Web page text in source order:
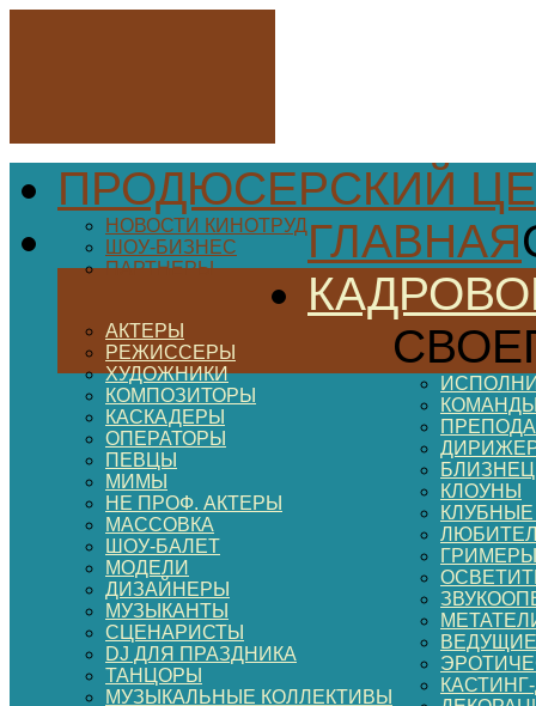
ПРОДЮСЕРСКИЙ
ГЛАВНАЯ
НОВОСТИ КИНОТРУД
ШОУ-БИЗНЕС
ПАРТНЕРЫ
АКТЕРЫ
РЕЖИССЕРЫ
ХУДОЖНИКИ
КОМПОЗИТОРЫ
КАСКАДЕРЫ
ОПЕРАТОРЫ
ПЕВЦЫ
МИМЫ
НЕ ПРОФ. АКТЕРЫ
МАССОВКА
ШОУ-БАЛЕТ
МОДЕЛИ
ДИЗАЙНЕРЫ
МУЗЫКАНТЫ
СЦЕНАРИСТЫ
DJ ДЛЯ ПРАЗДНИКА
ТАНЦОРЫ
МУЗЫКАЛЬНЫЕ КОЛЛЕКТИВЫ
КЛОУНЫ
КЛУБНЫЕ
ГРИМЕРЫ